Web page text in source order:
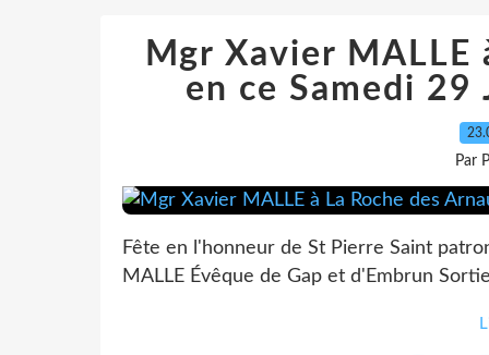
Mgr Xavier MALLE
en ce Samedi 29
Par
Fête en l'honneur de St Pierre Saint
MALLE Évêque de Gap et d'Embrun